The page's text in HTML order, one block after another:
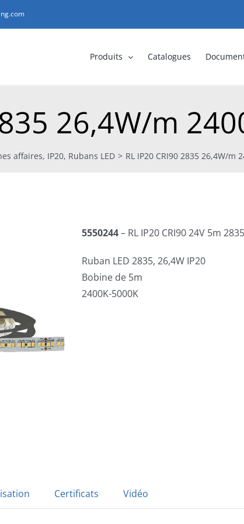
Produits Catalogues
26,4W/m
affaires, IP20, Rubans LED > RL IP20 CRI90 2835 26,4W/m
5550244– RL IP20 CRI90 24V 5m
Ruban LED 2835, 26,4W IP20
Bobine de 5m
2400K-5000K
Certificats Vidéo